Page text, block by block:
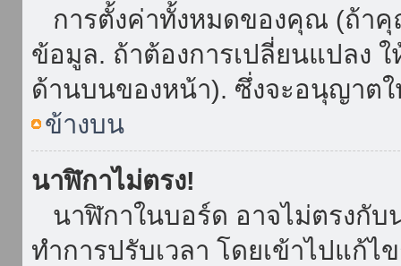
การตั้งค่าทั้งหมดของคุณ (ถ้าคุ
ข้อมูล. ถ้าต้องการเปลี่ยนแปลง
ด้านบนของหน้า). ซึ่งจะอนุญาต
ข้างบน
นาฬิกาไม่ตรง!
นาฬิกาในบอร์ด อาจไม่ตรงกั
ทำการปรับเวลา โดยเข้าไปแก้